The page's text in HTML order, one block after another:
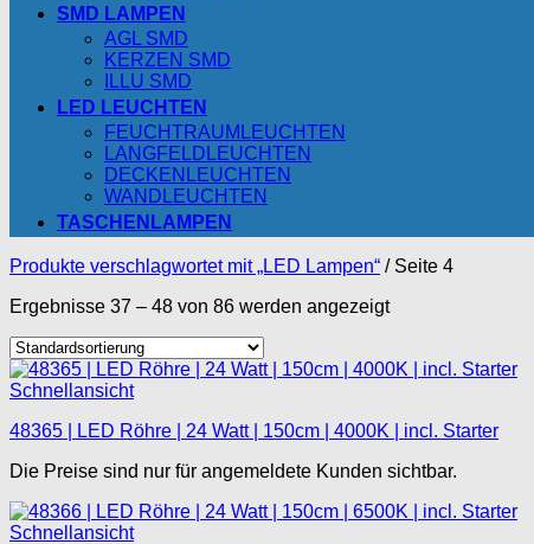
SMD LAMPEN
AGL SMD
KERZEN SMD
ILLU SMD
LED LEUCHTEN
FEUCHTRAUMLEUCHTEN
LANGFELDLEUCHTEN
DECKENLEUCHTEN
WANDLEUCHTEN
TASCHENLAMPEN
Produkte verschlagwortet mit „LED Lampen“ /Seite 4
Ergebnisse 37 – 48 von 86 werden angezeigt
Schnellansicht
48365 | LED Röhre | 24 Watt | 150cm | 4000K | incl. Starter
Die Preise sind nur für angemeldete Kunden sichtbar.
Schnellansicht